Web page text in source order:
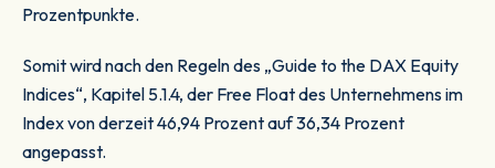
Prozentpunkte.
Somit wird nach den Regeln des „Guide to the DAX Equity
Indices“, Kapitel 5.1.4, der Free Float des Unternehmens im
Index von derzeit 46,94 Prozent auf 36,34 Prozent
angepasst.